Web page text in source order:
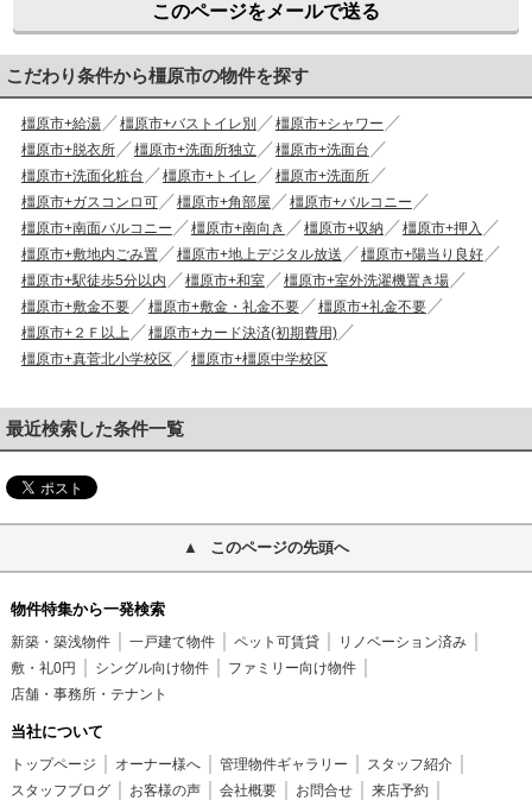
このページをメールで送る
こだわり条件から橿原市の物件を探す
橿原市+給湯 橿原市+バストイレ別
橿原市+シャワー
橿原市+脱衣所
橿原市+洗面所独立
橿原市+洗面台
橿原市+洗面化粧台
橿原市+トイレ
橿原市+洗面所
橿原市+ガスコンロ可
橿原市+角部屋
橿原市+バルコニー
橿原市+南面バルコニー
橿原市+南向き 橿原市+収納
橿原市+押入
橿原市+敷地内ごみ置
橿原市+地上デジタル放送
橿原市+陽当り良好
橿原市+駅徒歩5分以内
橿原市+和室
橿原市+室外洗濯機置き場
橿原市+敷金不要
橿原市+敷金・礼金不要
橿原市+礼金不要
橿原市+２Ｆ以上
橿原市+カード決済(初期費用)
橿原市+真菅北小学校区
橿原市+橿原中学校区
最近検索した条件一覧
このページの先頭へ
物件特集から一発検索
新築・築浅物件 一戸建て物件 ペット可賃貸
リノベーション済み
敷・礼0円
シングル向け物件
ファミリー向け物件
店舗・事務所・テナント
当社について
トップページ オーナー様へ 管理物件ギャラリー
スタッフ紹介
スタッフブログ
お客様の声 会社概要 お問合せ
来店予約